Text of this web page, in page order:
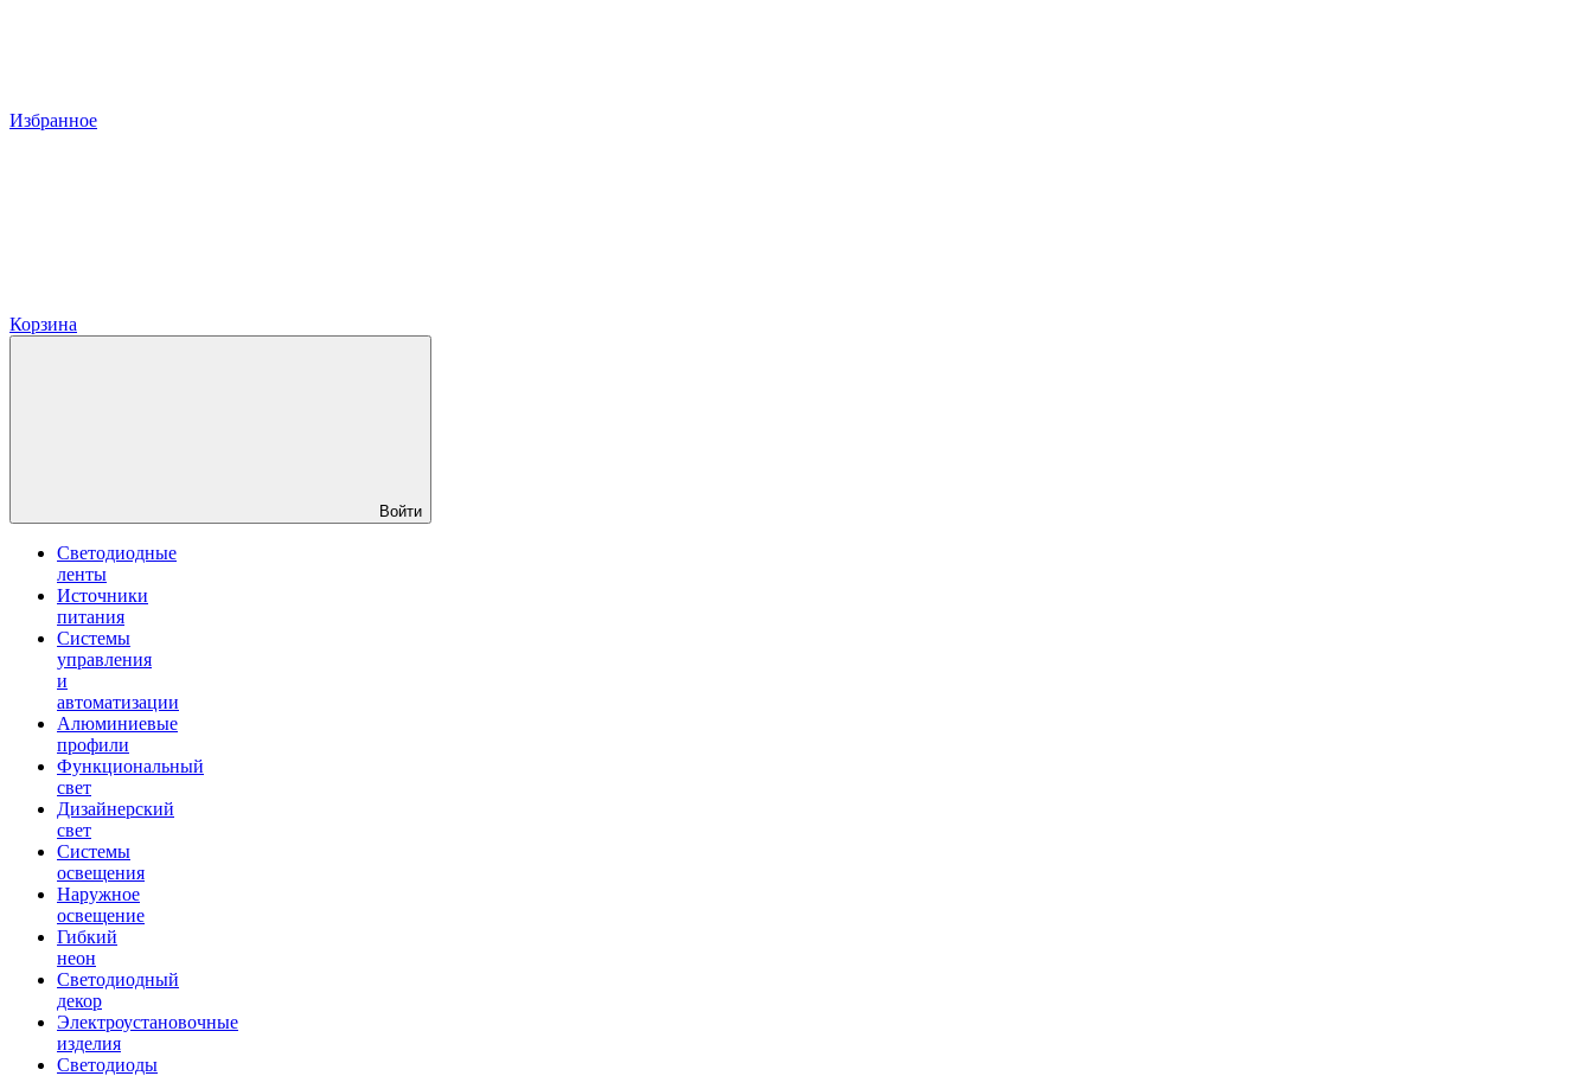
Избранное
Корзина
Войти
Светодиодные
ленты
Источники
питания
Системы
управления
и
автоматизации
Алюминиевые
профили
Функциональный
свет
Дизайнерский
свет
Системы
освещения
Наружное
освещение
Гибкий
неон
Светодиодный
декор
Электроустановочные
изделия
Светодиоды